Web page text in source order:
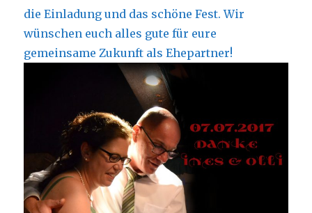
die Einladung und das schöne Fest. Wir
wünschen euch alles gute für eure
gemeinsame Zukunft als Ehepartner!